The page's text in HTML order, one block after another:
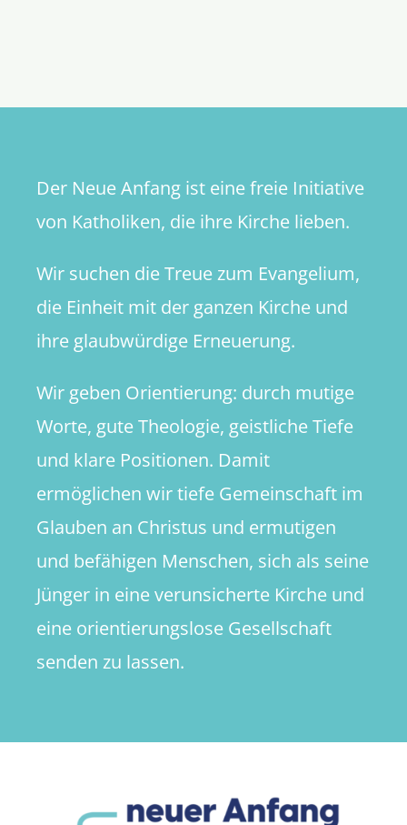
Der Neue Anfang ist eine freie Initiative
von Katholiken, die ihre Kirche lieben.
Wir suchen die Treue zum Evangelium,
die Einheit mit der ganzen Kirche und
ihre glaubwürdige Erneuerung.
Wir geben Orientierung: durch mutige
Worte, gute Theologie, geistliche Tiefe
und klare Positionen. Damit
ermöglichen wir tiefe Gemeinschaft im
Glauben an Christus und ermutigen
und befähigen Menschen, sich als seine
Jünger in eine verunsicherte Kirche und
eine orientierungslose Gesellschaft
senden zu lassen.